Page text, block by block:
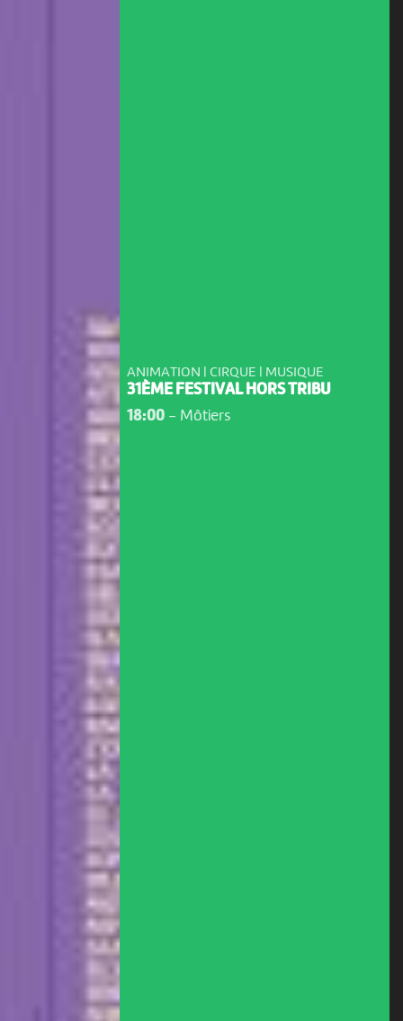
ANIMATION | CIRQUE | MUSIQUE
31ÈME FESTIVAL HORS TRIBU
18:00- Môtiers